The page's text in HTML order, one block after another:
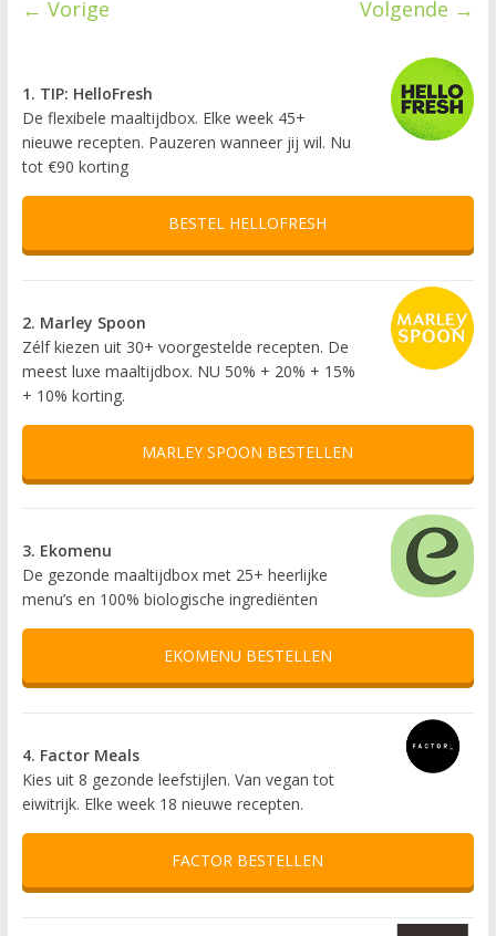
← Vorige Volgende →
1. TIP: HelloFresh
De flexibele maaltijdbox. Elke week 45+
nieuwe recepten. Pauzeren wanneer jij wil. Nu
tot €90 korting
BESTEL HELLOFRESH
2. Marley Spoon
Zélf kiezen uit 30+ voorgestelde recepten. De
meest luxe maaltijdbox. NU 50% + 20% + 15%
+ 10% korting.
MARLEY SPOON BESTELLEN
3. Ekomenu
De gezonde maaltijdbox met 25+ heerlijke
menu’s en 100% biologische ingrediënten
EKOMENU BESTELLEN
4. Factor Meals
Kies uit 8 gezonde leefstijlen. Van vegan tot
eiwitrijk. Elke week 18 nieuwe recepten.
FACTOR BESTELLEN